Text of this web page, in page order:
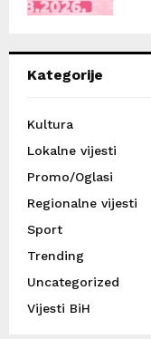
Kategorije
Kultura
Lokalne vijesti
Promo/Oglasi
Regionalne vijesti
Sport
Trending
Uncategorized
Vijesti BiH